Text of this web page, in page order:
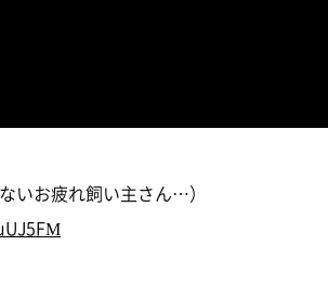
いお疲れ飼い主さん…）